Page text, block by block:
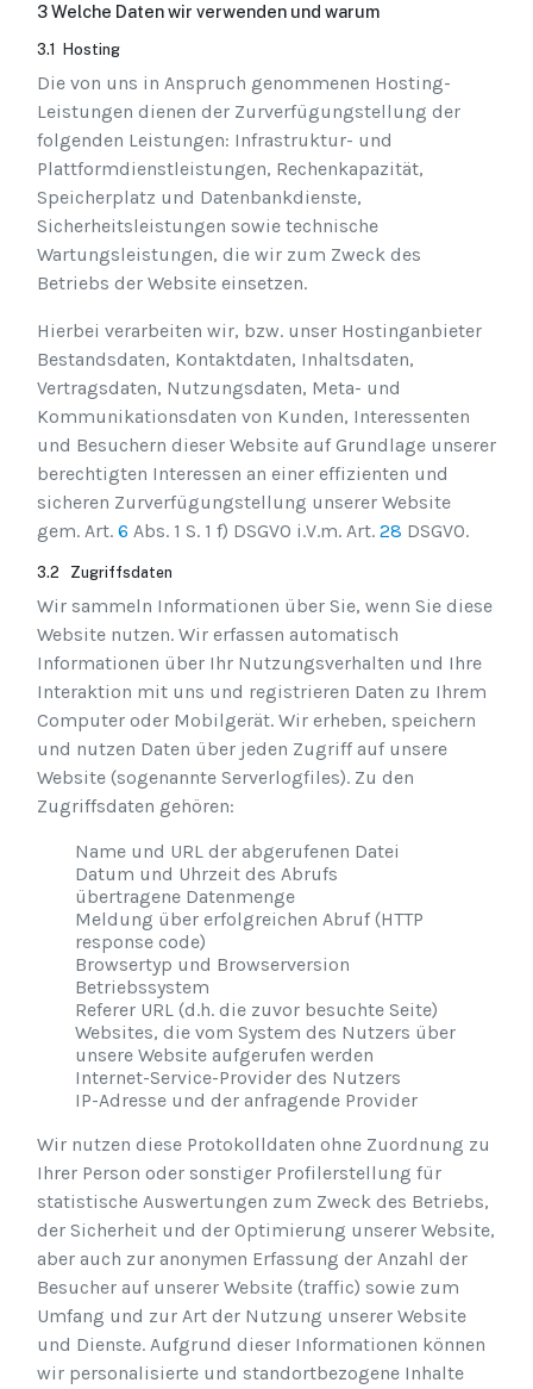
3 Welche Daten wir verwenden und warum
3.1 Hosting
Die von uns in Anspruch genommenen Hosting-
Leistungen dienen der Zurverfügungstellung der
folgenden Leistungen: Infrastruktur- und
Plattformdienstleistungen, Rechenkapazität,
Speicherplatz und Datenbankdienste,
Sicherheitsleistungen sowie technische
Wartungsleistungen, die wir zum Zweck des
Betriebs der Website einsetzen.
Hierbei verarbeiten wir, bzw. unser Hostinganbieter
Bestandsdaten, Kontaktdaten, Inhaltsdaten,
Vertragsdaten, Nutzungsdaten, Meta- und
Kommunikationsdaten von Kunden, Interessenten
und Besuchern dieser Website auf Grundlage unserer
berechtigten Interessen an einer effizienten und
sicheren Zurverfügungstellung unserer Website
gem. Art. 6 Abs. 1 S. 1 f) DSGVO i.V.m. Art. 28 DSGVO.
3.2 Zugriffsdaten
Wir sammeln Informationen über Sie, wenn Sie diese
Website nutzen. Wir erfassen automatisch
Informationen über Ihr Nutzungsverhalten und Ihre
Interaktion mit uns und registrieren Daten zu Ihrem
Computer oder Mobilgerät. Wir erheben, speichern
und nutzen Daten über jeden Zugriff auf unsere
Website (sogenannte Serverlogfiles). Zu den
Zugriffsdaten gehören:
Name und URL der abgerufenen Datei
Datum und Uhrzeit des Abrufs
übertragene Datenmenge
Meldung über erfolgreichen Abruf (HTTP
response code)
Browsertyp und Browserversion
Betriebssystem
Referer URL (d.h. die zuvor besuchte Seite)
Websites, die vom System des Nutzers über
unsere Website aufgerufen werden
Internet-Service-Provider des Nutzers
IP-Adresse und der anfragende Provider
Wir nutzen diese Protokolldaten ohne Zuordnung zu
Ihrer Person oder sonstiger Profilerstellung für
statistische Auswertungen zum Zweck des Betriebs,
der Sicherheit und der Optimierung unserer Website,
aber auch zur anonymen Erfassung der Anzahl der
Besucher auf unserer Website (traffic) sowie zum
Umfang und zur Art der Nutzung unserer Website
und Dienste. Aufgrund dieser Informationen können
wir personalisierte und standortbezogene Inhalte